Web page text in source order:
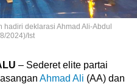
deklarasi Ahmad Ali-Abdul
2024)/Ist
– Sederet elite partai
Ahmad Ali (AA) dan